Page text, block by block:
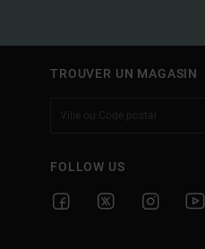
TROUVER UN MAGASIN
FOLLOW US